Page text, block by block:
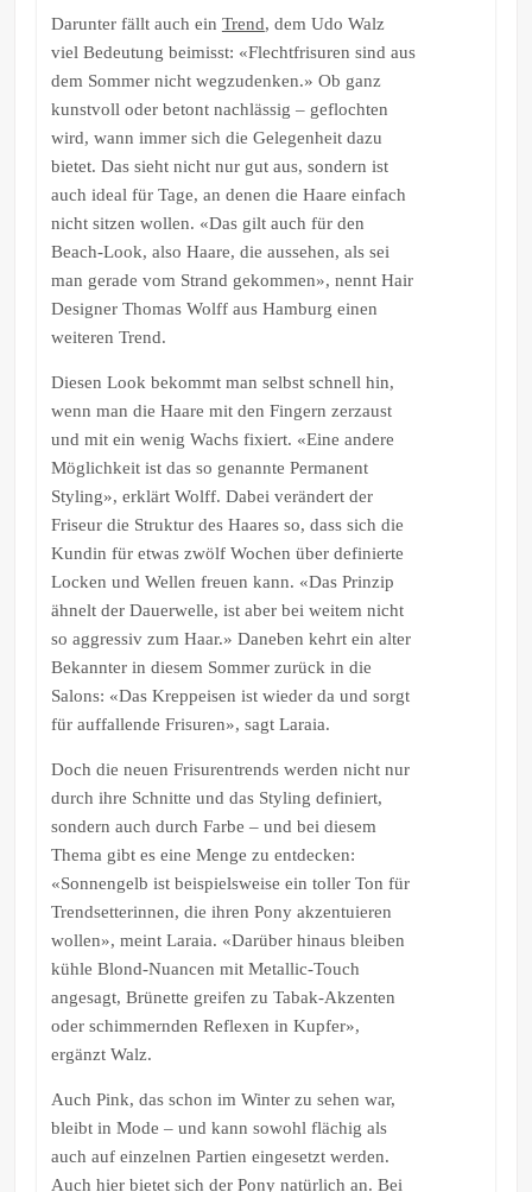
Darunter fällt auch ein Trend, dem Udo Walz
viel Bedeutung beimisst: «Flechtfrisuren sind aus
dem Sommer nicht wegzudenken.» Ob ganz
kunstvoll oder betont nachlässig – geflochten
wird, wann immer sich die Gelegenheit dazu
bietet. Das sieht nicht nur gut aus, sondern ist
auch ideal für Tage, an denen die Haare einfach
nicht sitzen wollen. «Das gilt auch für den
Beach-Look, also Haare, die aussehen, als sei
man gerade vom Strand gekommen», nennt Hair
Designer Thomas Wolff aus Hamburg einen
weiteren Trend.
Diesen Look bekommt man selbst schnell hin,
wenn man die Haare mit den Fingern zerzaust
und mit ein wenig Wachs fixiert. «Eine andere
Möglichkeit ist das so genannte Permanent
Styling», erklärt Wolff. Dabei verändert der
Friseur die Struktur des Haares so, dass sich die
Kundin für etwas zwölf Wochen über definierte
Locken und Wellen freuen kann. «Das Prinzip
ähnelt der Dauerwelle, ist aber bei weitem nicht
so aggressiv zum Haar.» Daneben kehrt ein alter
Bekannter in diesem Sommer zurück in die
Salons: «Das Kreppeisen ist wieder da und sorgt
für auffallende Frisuren», sagt Laraia.
Doch die neuen Frisurentrends werden nicht nur
durch ihre Schnitte und das Styling definiert,
sondern auch durch Farbe – und bei diesem
Thema gibt es eine Menge zu entdecken:
«Sonnengelb ist beispielsweise ein toller Ton für
Trendsetterinnen, die ihren Pony akzentuieren
wollen», meint Laraia. «Darüber hinaus bleiben
kühle Blond-Nuancen mit Metallic-Touch
angesagt, Brünette greifen zu Tabak-Akzenten
oder schimmernden Reflexen in Kupfer»,
ergänzt Walz.
Auch Pink, das schon im Winter zu sehen war,
bleibt in Mode – und kann sowohl flächig als
auch auf einzelnen Partien eingesetzt werden.
Auch hier bietet sich der Pony natürlich an. Bei